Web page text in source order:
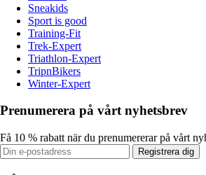
Sneakids
Sport is good
Training-Fit
Trek-Expert
Triathlon-Expert
TripnBikers
Winter-Expert
Prenumerera på vårt nyhetsbrev
Få 10 % rabatt när du prenumererar på vårt
Registrera dig